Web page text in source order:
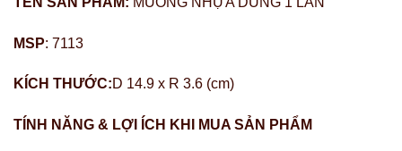
MSP: 7113
KÍCH THƯỚC:D 14.9 x R 3.6 (cm)
TÍNH NĂNG & LỢI ÍCH KHI MUA SẢN PHẨM